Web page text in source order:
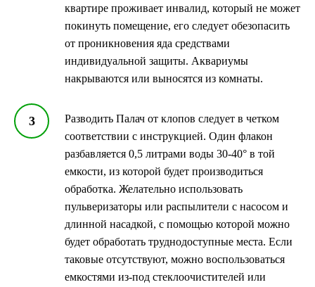
квартире проживает инвалид, который не может
покинуть помещение, его следует обезопасить
от проникновения яда средствами
индивидуальной защиты. Аквариумы
накрываются или выносятся из комнаты.
Разводить Палач от клопов следует в четком
соответствии с инструкцией. Один флакон
разбавляется 0,5 литрами воды 30-40° в той
емкости, из которой будет производиться
обработка. Желательно использовать
пульверизаторы или распылители с насосом и
длинной насадкой, с помощью которой можно
будет обработать труднодоступные места. Если
таковые отсутствуют, можно воспользоваться
емкостями из-под стеклоочистителей или